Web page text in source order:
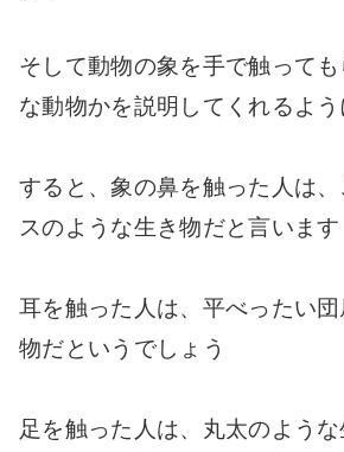
そして動物の象を手で触っても
な動物かを説明してくれるよ
すると、象の鼻を触った人は
スのような生き物だと言います
耳を触った人は、平べったい団
物だというでしょう
足を触った人は、丸太のよう